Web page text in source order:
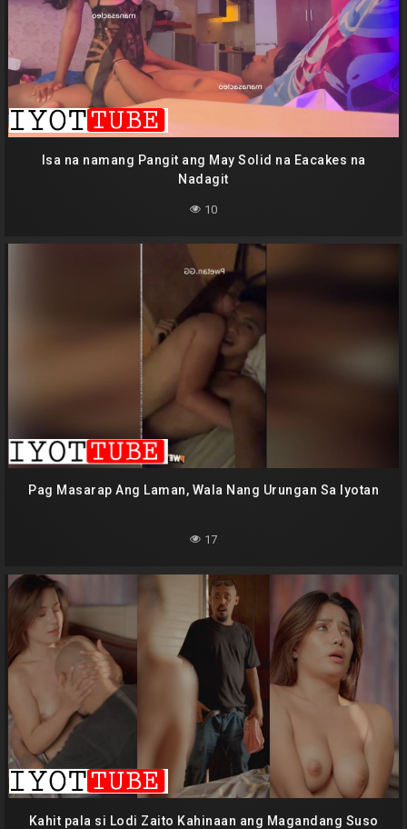
Isa na namang Pangit ang May Solid na Eacakes na
Nadagit
10
Pag Masarap Ang Laman, Wala Nang Urungan Sa Iyotan
17
Kahit pala si Lodi Zaito Kahinaan ang Magandang Suso